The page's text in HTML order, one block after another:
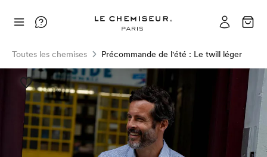
Toutes les chemises Précommande de l'été : Le twill léger